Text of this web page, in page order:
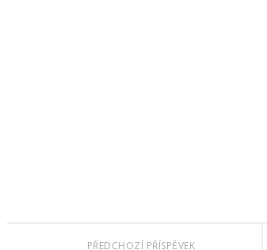
PŘEDCHOZÍ PŘÍSPĚVEK